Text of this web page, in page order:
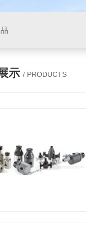
示 / PRODUCTS